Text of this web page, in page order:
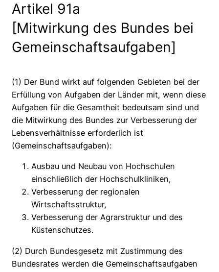
Artikel 91a
[Mitwirkung des Bundes bei
Gemeinschaftsaufgaben]
(1) Der Bund wirkt auf folgenden Gebieten bei der
Erfüllung von Aufgaben der Länder mit, wenn diese
Aufgaben für die Gesamtheit bedeutsam sind und
die Mitwirkung des Bundes zur Verbesserung der
Lebensverhältnisse erforderlich ist
(Gemeinschaftsaufgaben):
Ausbau und Neubau von Hochschulen
einschließlich der Hochschulkliniken,
Verbesserung der regionalen
Wirtschaftsstruktur,
Verbesserung der Agrarstruktur und des
Küstenschutzes.
(2) Durch Bundesgesetz mit Zustimmung des
Bundesrates werden die Gemeinschaftsaufgaben